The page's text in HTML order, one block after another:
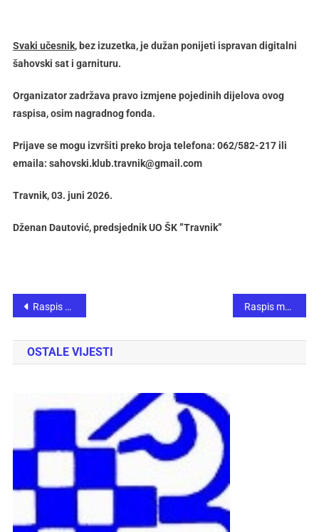
Svaki učesnik, bez izuzetka, je dužan ponijeti ispravan digitalni
šahovski sat i garnituru.
Organizator zadržava pravo izmjene pojedinih dijelova ovog
raspisa, osim nagradnog fonda.
Prijave se mogu izvršiti preko broja telefona: 062/582-217 ili
emaila: sahovski.klub.travnik@gmail.com
Travnik, 03. juni 2026.
Dženan Dautović, predsjednik UO ŠK ”Travnik”
Raspis Premijer liga Bosne i Hercegovine za 2026. godinu Raspis međunarodnog šahovskog turnira „Kladuško ljeto 2026“
OSTALE VIJESTI